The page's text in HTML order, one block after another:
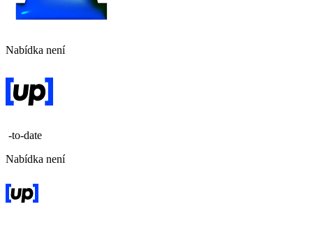
Nabídka není
-to-date
Nabídka není